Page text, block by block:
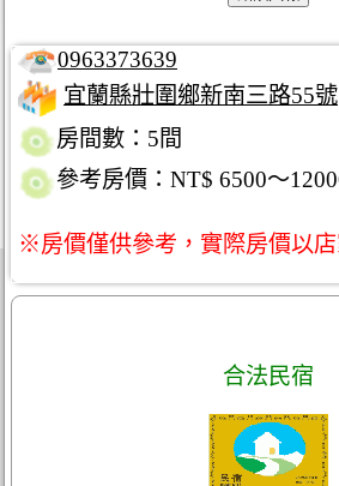
0963373639
宜蘭縣壯圍鄉新南三路55號
房間數：5間
參考房價：NT$ 6500～
※房價僅供參考，實際房價以
合法民宿